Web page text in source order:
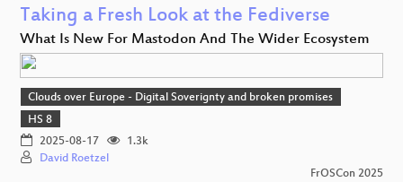
Taking a Fresh Look at the Fediverse
What Is New For Mastodon And The Wider Ecosystem
Clouds over Europe - Digital Soverignty and broken promises
HS 8
2025-08-17
1.3k
David Roetzel
FrOSCon 2025